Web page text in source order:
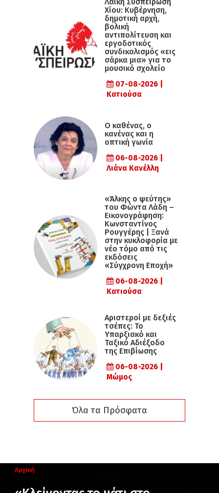
Χίου: Κυβέρνηση,
δημοτική αρχή,
βολική
αντιπολίτευση και
εργοδοτικός
συνδικαλισμός «εις
σάρκα μια» για το
μουσικό σχολείο
07-08-2026 |
Κατιούσα
Ο καθένας, ο
κανένας και η
οπτική γωνία
06-08-2026 |
Λιάνα Κανέλλη
«Άλκης ο ψεύτης»
του Φώντα Λάδη –
Εικονογράφηση:
Κωνσταντίνος
Ρουγγέρης | Ξανά
στην κυκλοφορία με
νέο τόμο από τις
εκδόσεις
«Σύγχρονη Εποχή»
06-08-2026 |
Κατιούσα
Αριστεροί με δεξιές
τσέπες: Το
Υπαρξιακό και
Ταξικό Αδιέξοδο
της Επιβίωσης
06-08-2026 |
Μώμος
Όλα τα Πρόσφατα
Αρχική